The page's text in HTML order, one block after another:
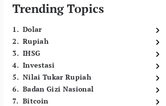
Trending Topics
1. Dolar
2. Rupiah
3. IHSG
4. Investasi
5. Nilai Tukar Rupiah
6. Badan Gizi Nasional
7. Bitcoin